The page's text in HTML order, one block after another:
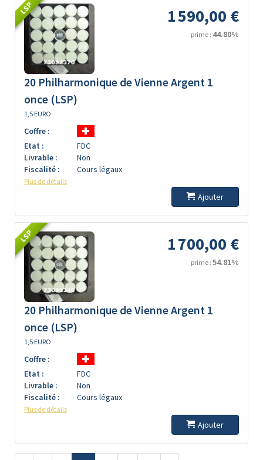
LSP 1 590,00 €
prime : 44.80%
20 Philharmonique de Vienne Argent 1
once (LSP)
1,5 EURO
Coffre :
Etat :
FDC
Livrable :
Non
Fiscalité :
Cours légaux
Plus de détails
Ajouter
LSP 1 700,00 €
prime : 54.81%
20 Philharmonique de Vienne Argent 1
once (LSP)
1,5 EURO
Coffre :
Etat :
FDC
Livrable :
Non
Fiscalité :
Cours légaux
Plus de détails
Ajouter